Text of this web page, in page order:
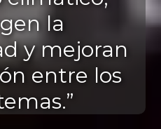
la
y mejoran
entre los